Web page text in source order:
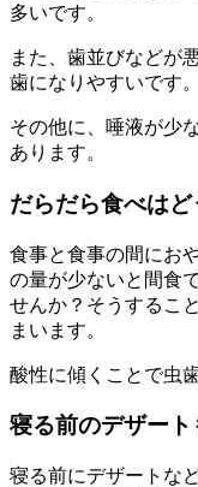
多いです。
また、歯並びなどが
歯になりやすいです。
その他に、唾液が少
あります。
だらだら食べは
食事と食事の間にお
の量が少ないと間食
せんか？そうするこ
まいます。
酸性に傾くことで虫
寝る前のデザート
寝る前にデザートな